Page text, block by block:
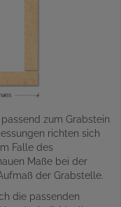
zum Grabstein
richten sich
Falle des
Maße bei der
der Grabstelle.
die passenden